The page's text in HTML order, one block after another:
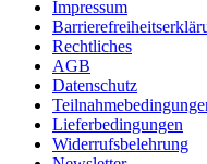
Impressum
Rechtliches
AGB
Datenschutz
Lieferbedingungen
Widerrufsbelehrung